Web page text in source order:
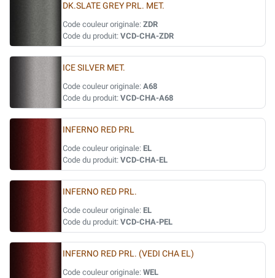
DK.SLATE GREY PRL. MET.
Code couleur originale: ZDR
Code du produit: VCD-CHA-ZDR
ICE SILVER MET.
Code couleur originale: A68
Code du produit: VCD-CHA-A68
INFERNO RED PRL
Code couleur originale: EL
Code du produit: VCD-CHA-EL
INFERNO RED PRL.
Code couleur originale: EL
Code du produit: VCD-CHA-PEL
INFERNO RED PRL. (VEDI CHA EL)
Code couleur originale: WEL